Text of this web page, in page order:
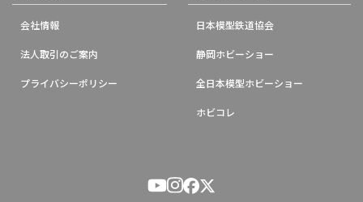
会社情報
法人取引のご案内
プライバシーポリシー
日本模型鉄道協会
静岡ホビーショー
全日本模型ホビーショー
ホビコレ